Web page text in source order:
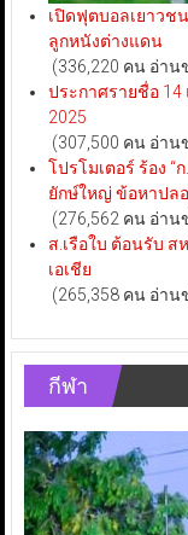
เปิดฟุตบอลเยาวช
ลูกหนังต่างแดน
(336,220 คน อ่า
ประกาศรายชื่อ
2025
(307,500 คน อ่า
โปรโมเตอร์ ร้อง
ยักษ์ใหญ่ ข้อหาปล
(276,562 คน อ่า
ส.เรือใบ ต้อนรับ ส
เอเชีย
(265,358 คน อ่า
กีฬา